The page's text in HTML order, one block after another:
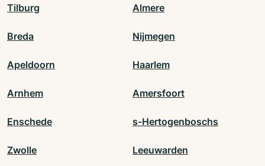
Tilburg Almere
Breda Nijmegen
Apeldoorn Haarlem
Arnhem Amersfoort
Enschede s-Hertogenboschs
Zwolle Leeuwarden